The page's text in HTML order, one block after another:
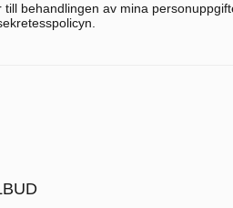
till behandlingen av mina